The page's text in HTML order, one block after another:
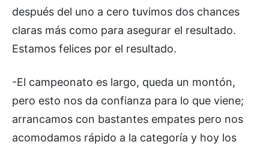
después del uno a cero tuvimos dos chances
claras más como para asegurar el resultado.
Estamos felices por el resultado.
-El campeonato es largo, queda un montón,
pero esto nos da confianza para lo que viene;
arrancamos con bastantes empates pero nos
acomodamos rápido a la categoría y hoy los